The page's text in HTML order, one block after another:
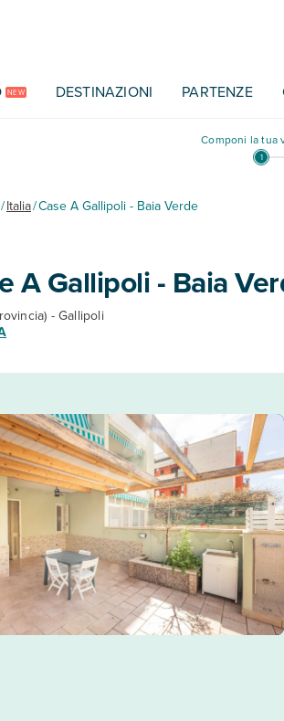
NEW DESTINAZIONI PARTENZE
Componi la tua
/Italia/Case A Gallipoli - Baia Verde
A Gallipoli - Baia
- Gallipoli